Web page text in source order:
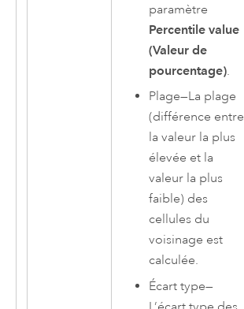
paramètre
Percentile value
(Valeur de
pourcentage).
Plage—La plage
(différence entre
la valeur la plus
élevée et la
valeur la plus
faible) des
cellules du
voisinage est
calculée.
Écart type—